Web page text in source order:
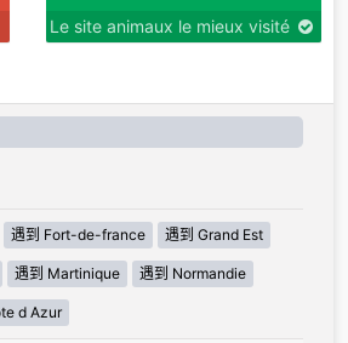
Le site animaux le mieux visité
遇到 Fort-de-france 遇到 Grand Est
遇到 Martinique 遇到 Normandie
d Azur